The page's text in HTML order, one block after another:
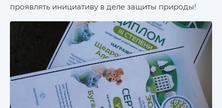
проявлять инициативу в деле защиты природы!